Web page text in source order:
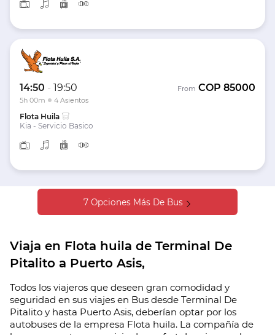
14:50 - 19:50
5h 00m 4 Asientos
From COP 85000
Flota Huila
Kia - Servicio Basico
7 Opciones Más De Bus
Viaja en Flota huila de Terminal De
Pitalito a Puerto Asis,
Todos los viajeros que deseen gran comodidad y
seguridad en sus viajes en Bus desde Terminal De
Pitalito y hasta Puerto Asis, deberían optar por los
autobuses de la empresa Flota huila. La compañía de